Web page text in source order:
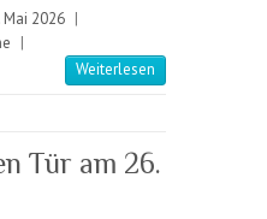
Mai 2026 |
|
Weiterlesen
Tür am 26.